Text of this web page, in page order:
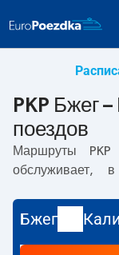
PKP Бжег
поездов
Маршруты
обслуживает,
Dworzec PKP,
Калиштакже
Бжег